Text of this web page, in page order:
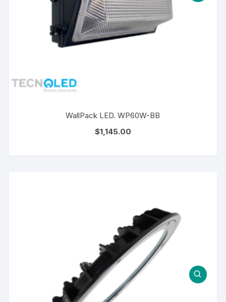
WallPack LED. WP60W-BB
$1,145.00